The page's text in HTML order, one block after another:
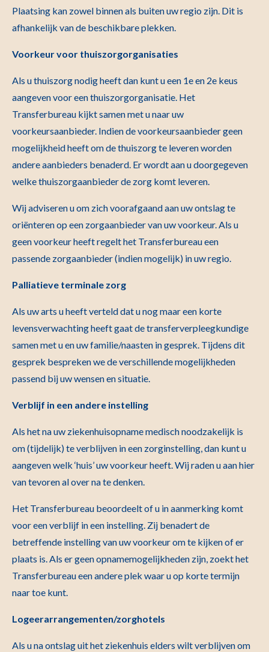
Plaatsing kan zowel binnen als buiten uw regio zijn. Dit is
afhankelijk van de beschikbare plekken.
Voorkeur voor thuiszorgorganisaties
Als u thuiszorg nodig heeft dan kunt u een 1e en 2e keus
aangeven voor een thuiszorgorganisatie. Het
Transferbureau kijkt samen met u naar uw
voorkeursaanbieder. Indien de voorkeursaanbieder geen
mogelijkheid heeft om de thuiszorg te leveren worden
andere aanbieders benaderd. Er wordt aan u doorgegeven
welke thuiszorgaanbieder de zorg komt leveren.
Wij adviseren u om zich voorafgaand aan uw ontslag te
oriënteren op een zorgaanbieder van uw voorkeur. Als u
geen voorkeur heeft regelt het Transferbureau een
passende zorgaanbieder (indien mogelijk) in uw regio.
Palliatieve terminale zorg
Als uw arts u heeft verteld dat u nog maar een korte
levensverwachting heeft gaat de transferverpleegkundige
samen met u en uw familie/naasten in gesprek. Tijdens dit
gesprek bespreken we de verschillende mogelijkheden
passend bij uw wensen en situatie.
Verblijf in een andere instelling
Als het na uw ziekenhuisopname medisch noodzakelijk is
om (tijdelijk) te verblijven in een zorginstelling, dan kunt u
aangeven welk ‘huis’ uw voorkeur heeft. Wij raden u aan hier
van tevoren al over na te denken.
Het Transferbureau beoordeelt of u in aanmerking komt
voor een verblijf in een instelling. Zij benadert de
betreffende instelling van uw voorkeur om te kijken of er
plaats is. Als er geen opnamemogelijkheden zijn, zoekt het
Transferbureau een andere plek waar u op korte termijn
naar toe kunt.
Logeerarrangementen/zorghotels
Als u na ontslag uit het ziekenhuis elders wilt verblijven om